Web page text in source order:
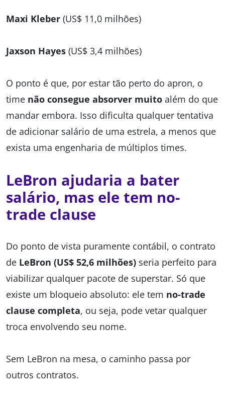
Maxi Kleber (US$ 11,0 milhões)
Jaxson Hayes (US$ 3,4 milhões)
O ponto é que, por estar tão perto do apron, o
time não consegue absorver muito além do que
mandar embora. Isso dificulta qualquer tentativa
de adicionar salário de uma estrela, a menos que
exista uma engenharia de múltiplos times.
LeBron ajudaria a bater
salário, mas ele tem no-
trade clause
Do ponto de vista puramente contábil, o contrato
de LeBron (US$ 52,6 milhões) seria perfeito para
viabilizar qualquer pacote de superstar. Só que
existe um bloqueio absoluto: ele tem no-trade
clause completa, ou seja, pode vetar qualquer
troca envolvendo seu nome.
Sem LeBron na mesa, o caminho passa por
outros contratos.